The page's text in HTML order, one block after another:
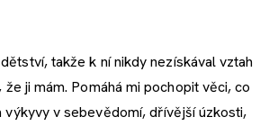
takže k ní nikdy nezískával vztah
že ji mám. Pomáhá mi pochopit věci, co
výkyvy v sebevědomí, dřívější úzkosti,